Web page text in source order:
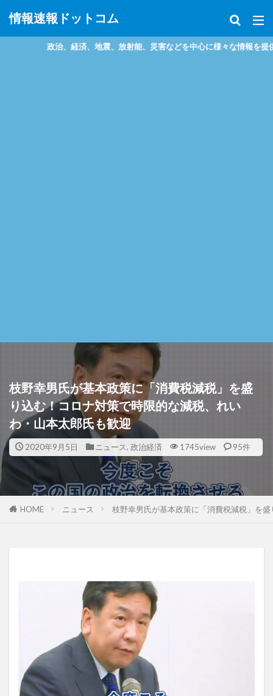
情報速報ドットコム
、地震、放射能、災害などを中心に様々な情報を提供しているサイトです
枝野幸男氏が基本政策に「消費税減税」を盛
り込む！コロナ対策で時限的な減税、れい
わ・山本太郎氏も歓迎
2020年9月5日 ニュース, 政治経済 1745view 95件
HOME ニュース 枝野幸男氏が基本政策に「消費税減税」を